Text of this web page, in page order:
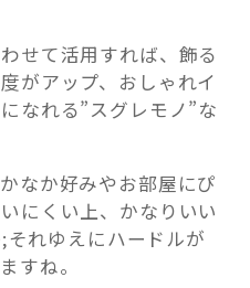
せて活用すれば、飾る
がアップ、おしゃれイ
なれる”スグレモノ”な
なか好みやお部屋にぴ
にくい上、かなりいい
れゆえにハードルが
すね。